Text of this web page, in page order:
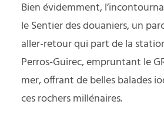
Bien évidemment,
le Sentier des douaniers, un
aller-retour qui part de la
Perros-Guirec, empruntant le
mer, offrant de belles balades
ces rochers millénaires.